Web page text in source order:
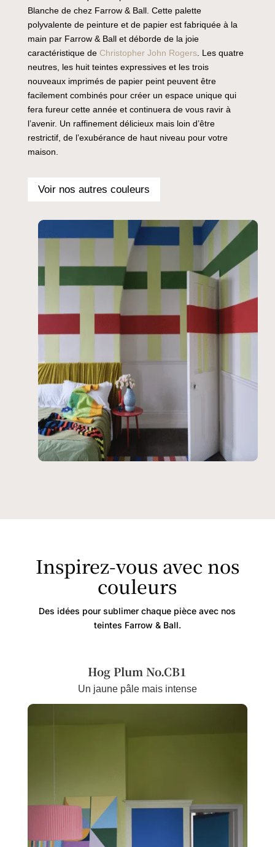
Blanche de chez Farrow & Ball. Cette palette
polyvalente de peinture et de papier est fabriquée à la
main par Farrow & Ball et déborde de la joie
caractéristique de Christopher John Rogers. Les quatre
neutres, les huit teintes expressives et les trois
nouveaux imprimés de papier peint peuvent être
facilement combinés pour créer un espace unique qui
fera fureur cette année et continuera de vous ravir à
l’avenir. Un raffinement délicieux mais loin d’être
restrictif, de l’exubérance de haut niveau pour votre
maison.
Voir nos autres couleurs
Inspirez-vous avec nos
couleurs
Des idées pour sublimer chaque pièce avec nos
teintes Farrow & Ball.
Hog Plum No.CB1
Un jaune pâle mais intense